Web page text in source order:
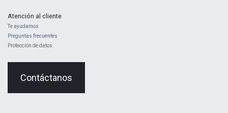
Atención al cliente
Te ayudamos
Preguntas frecuentes
Protección de datos
Contáctanos